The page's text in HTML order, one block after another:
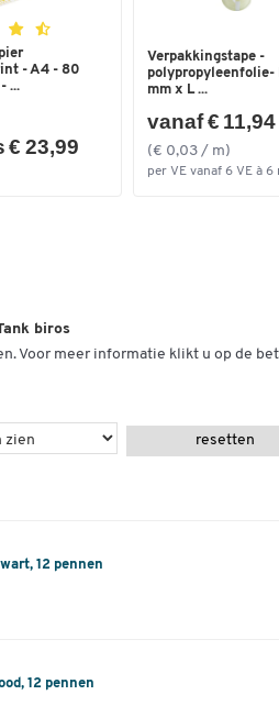
- A4 - 80
...
€ 23,99
Verpakkingstape -
polypropyleenfolie-
mm x L ...
vanaf € 11,94
(€ 0,03 / m)
per VE vanaf 6 VE à 6
biros
Voor meer informatie klikt u op de
resetten
12 pennen
12 pennen